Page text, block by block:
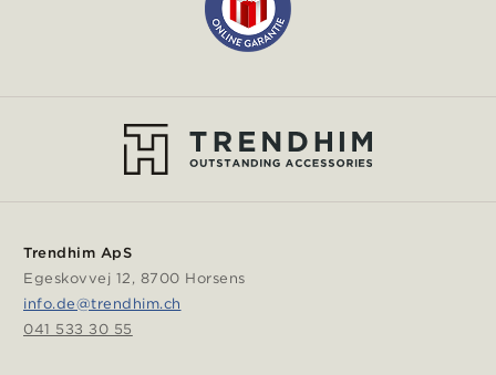
Trendhim ApS
Egeskovvej 12, 8700 Horsens
info.de@trendhim.ch
041 533 30 55